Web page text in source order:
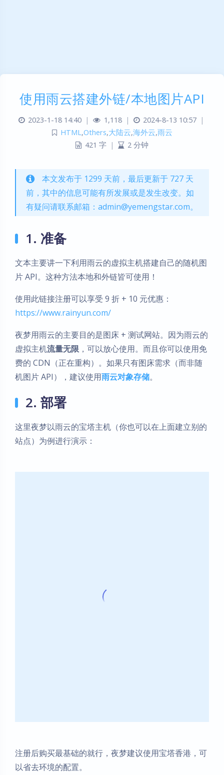
使用雨云搭建外链/本地图片API
2023-1-18 14:40 | 1,118 | 2024-8-13 10:57
|
HTML ,Others,大陆云,海外云,雨云
421 字 | 2 分钟
本文发布于 1299 天前，最后更新于 727 天
前，其中的信息可能有所发展或是发生改变。如
有疑问请联系邮箱：admin@yemengstar.com。
1. 准备
文本主要讲一下利用雨云的虚拟主机搭建自己的随机图
片 API。这种方法本地和外链皆可使用！
使用此链接注册可以享受 9 折 + 10 元优惠：
https://www.rainyun.com/
夜梦用雨云的主要目的是图床 + 测试网站。因为雨云的
虚拟主机流量无限 ，可以放心使用。而且你可以使用免
费的 CDN（正在重构）。如果只有图床需求（而非随
机图片 API），建议使用雨云对象存储。
2. 部署
这里夜梦以雨云的宝塔主机（你也可以在上面建立别的
站点）为例进行演示：
注册后购买最基础的就行，夜梦建议使用宝塔香港，可
以省去环境的配置。